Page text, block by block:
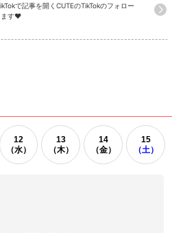
で記事を開くCUTEのTikTokのフォロー
ます❤
12
（水）
13
（木）
14
（金）
15
（土）